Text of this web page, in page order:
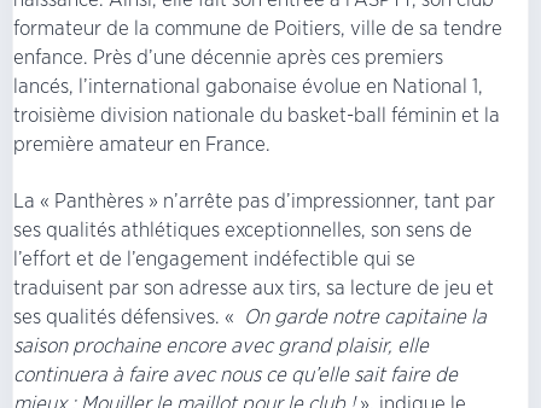
formateur de la commune de Poitiers, ville de sa tendre
enfance. Près d’une décennie après ces premiers
lancés, l’international gabonaise évolue en National 1,
troisième division nationale du basket-ball féminin et la
première amateur en France.
La « Panthères » n’arrête pas d’impressionner, tant par
ses qualités athlétiques exceptionnelles, son sens de
l’effort et de l’engagement indéfectible qui se
traduisent par son adresse aux tirs, sa lecture de jeu et
ses qualités défensives. «
On garde notre capitaine la
saison prochaine encore avec grand plaisir, elle
continuera à faire avec nous ce qu’elle sait faire de
mieux : Mouiller le maillot pour le club !», indique le